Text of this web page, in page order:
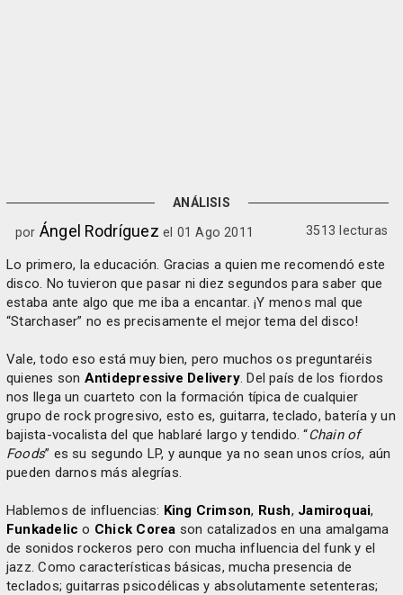
ANÁLISIS
por Ángel Rodríguez el 01 Ago 2011 3513 lecturas
Lo primero, la educación. Gracias a quien me recomendó este
disco. No tuvieron que pasar ni diez segundos para saber que
estaba ante algo que me iba a encantar. ¡Y menos mal que
“Starchaser” no es precisamente el mejor tema del disco!
Vale, todo eso está muy bien, pero muchos os preguntaréis
quienes son Antidepressive Delivery. Del país de los fiordos
nos llega un cuarteto con la formación típica de cualquier
grupo de rock progresivo, esto es, guitarra, teclado, batería y un
bajista-vocalista del que hablaré largo y tendido. “Chain of
Foods” es su segundo LP, y aunque ya no sean unos críos, aún
pueden darnos más alegrías.
Hablemos de influencias: King Crimson, Rush, Jamiroquai,
Funkadelic o Chick Corea son catalizados en una amalgama
de sonidos rockeros pero con mucha influencia del funk y el
jazz. Como características básicas, mucha presencia de
teclados; guitarras psicodélicas y absolutamente setenteras;